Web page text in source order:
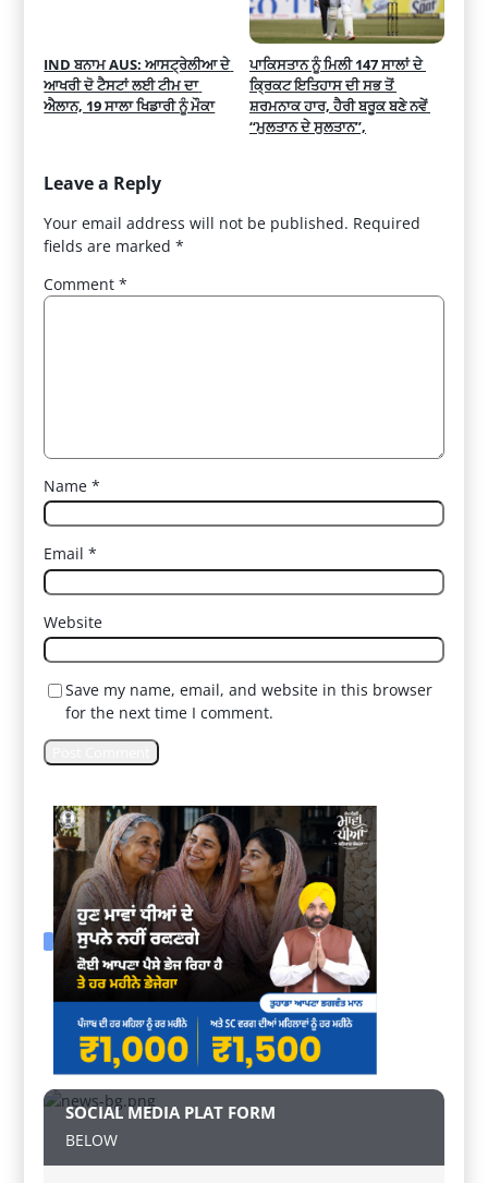
IND ਬਨਾਮ AUS: ਆਸਟ੍ਰੇਲੀਆ ਦੇ
ਆਖਰੀ ਦੋ ਟੈਸਟਾਂ ਲਈ ਟੀਮ ਦਾ
ਐਲਾਨ, 19 ਸਾਲਾ ਖਿਡਾਰੀ ਨੂੰ ਮੌਕਾ
ਪਾਕਿਸਤਾਨ ਨੂੰ ਮਿਲੀ 147 ਸਾਲਾਂ ਦੇ
ਕ੍ਰਿਕਟ ਇਤਿਹਾਸ ਦੀ ਸਭ ਤੋਂ
ਸ਼ਰਮਨਾਕ ਹਾਰ, ਹੈਰੀ ਬਰੂਕ ਬਣੇ ਨਵੇਂ
“ਮੁਲਤਾਨ ਦੇ ਸੁਲਤਾਨ”,
Leave a Reply
Your email address will not be published. Required
fields are marked*
Comment*
Name*
Email*
Website
Save my name, email, and website in this browser
for the next time I comment.
SOCIAL MEDIA PLAT FORM
BELOW